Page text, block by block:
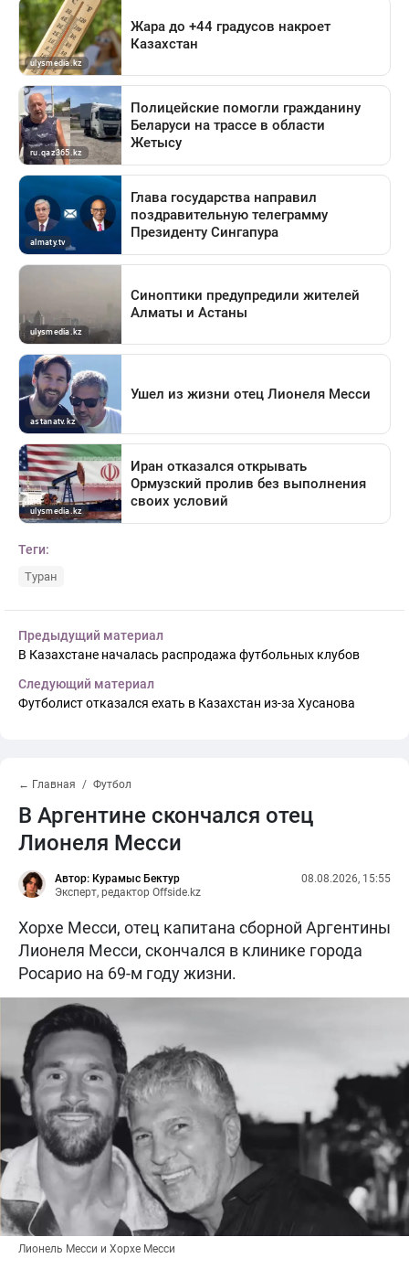
Теги:
Туран
Предыдущий материал
В Казахстане началась распродажа футбольных клубов
Следующий материал
Футболист отказался ехать в Казахстан из-за Хусанова
← Главная Футбол
В Аргентине скончался отец
Лионеля Месси
Автор: Курамыс Бектур
Эксперт, редактор Offside.kz
08.08.2026, 15:55
Хорхе Месси, отец капитана сборной Аргентины
Лионеля Месси, скончался в клинике города
Росарио на 69-м году жизни.
Лионель Месси и Хорхе Месси